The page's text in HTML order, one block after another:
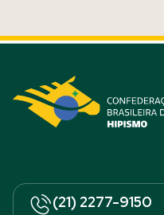
(21) 2277-9150